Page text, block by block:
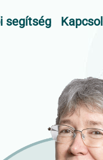
segítség